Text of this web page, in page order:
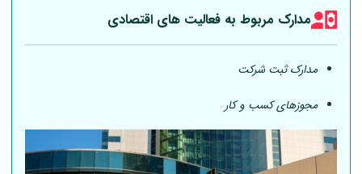
مدارک مربوط به فعالیت های اقتصادی
مدارک ثبت شرکت
مجوزهای کسب و کار